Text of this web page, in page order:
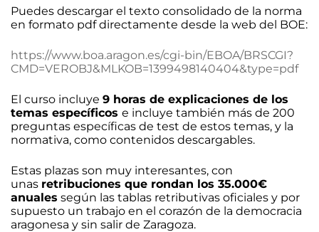
Puedes descargar el texto consolidado de la norma
en formato pdf directamente desde la web del BOE:
https://www.boa.aragon.es/cgi-bin/EBOA/BRSCGI?
CMD=VEROBJ&MLKOB=1399498140404&type=pdf
El curso incluye 9 horas de explicaciones de los
temas específicos e incluye también más de 200
preguntas específicas de test de estos temas, y la
normativa, como contenidos descargables.
Estas plazas son muy interesantes, con
unas retribuciones que rondan los 35.000€
anuales según las tablas retributivas oficiales y por
supuesto un trabajo en el corazón de la democracia
aragonesa y sin salir de Zaragoza.